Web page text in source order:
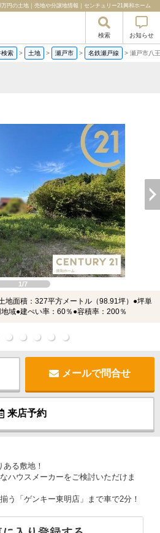
円の土地｜売地や分譲地情報｜センチュリー21興和ホーム
検索 お知らせ
検索 > 土地 > 瀬戸市 > 名鉄瀬戸線 > 瀬戸市八
1/7
地面積：327平方メートル（98.91坪）●坪単
域●建ぺい率：60％●容積率：200％
メールで問合せ
来店予約
る敷地！
ハウスメーカーをご検討いただけま
う「ゲンキー東明店」まで車で2分！